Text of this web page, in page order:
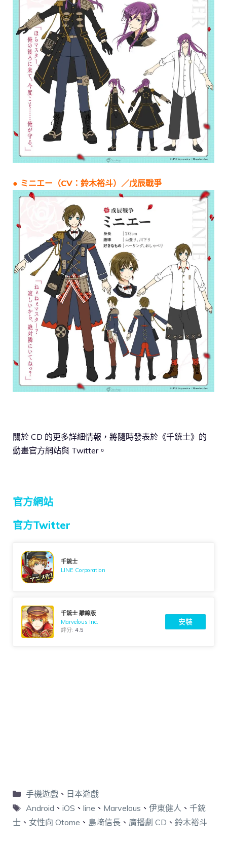
● ミニエー（CV：鈴木裕斗）／戊辰戰爭
關於 CD 的更多詳細情報，將隨時發表於《千銃士》的
動畫官方網站與 Twitter。
官方網站
官方Twitter
千銃士
LINE Corporation
千銃士 離線版
Marvelous Inc.
評分:4.5
安裝
手機遊戲、 日本遊戲
Android 、 iOS 、 line 、 Marvelous 、 伊東健人 、 千銃
士 、 女性向 Otome 、 島﨑信長 、 廣播劇 CD 、 鈴木裕斗